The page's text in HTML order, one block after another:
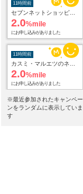
11時間前
2.0%mile
にお申し込みがありました
11時間前
2.0%mile
にお申し込みがありました
11時間前
じゃらんnet
※最近参加されたキャンペー
ンをランダムに表示していま
す